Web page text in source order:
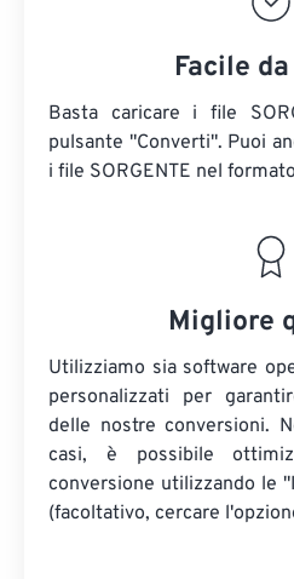
Facile
Basta caricare i file
pulsante "Converti". Puoi
i file SORGENTE nel
Migliore
Utilizziamo sia software
personalizzati per
delle nostre conversioni.
casi, è possibile
conversione utilizzando le
(facoltativo, cercare